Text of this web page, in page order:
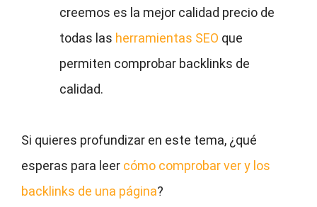
creemos es la mejor calidad precio de
todas las herramientas SEO que
permiten comprobar backlinks de
calidad.
Si quieres profundizar en este tema, ¿qué
esperas para leer cómo comprobar ver y los
backlinks de una página?